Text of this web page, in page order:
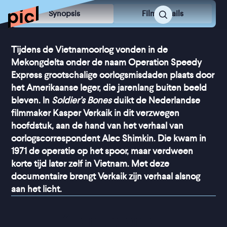
Synopsis Film Details
Tijdens de Vietnamoorlog vonden in de
Mekongdelta onder de naam Operation Speedy
Express grootschalige oorlogsmisdaden plaats door
het Amerikaanse leger, die jarenlang buiten beeld
bleven. In Soldier’s Bonesduikt de Nederlandse
filmmaker Kasper Verkaik in dit verzwegen
hoofdstuk, aan de hand van het verhaal van
oorlogscorrespondent Alec Shimkin. Die kwam in
1971 de operatie op het spoor, maar verdween
korte tijd later zelf in Vietnam. Met deze
documentaire brengt Verkaik zijn verhaal alsnog
aan het licht.